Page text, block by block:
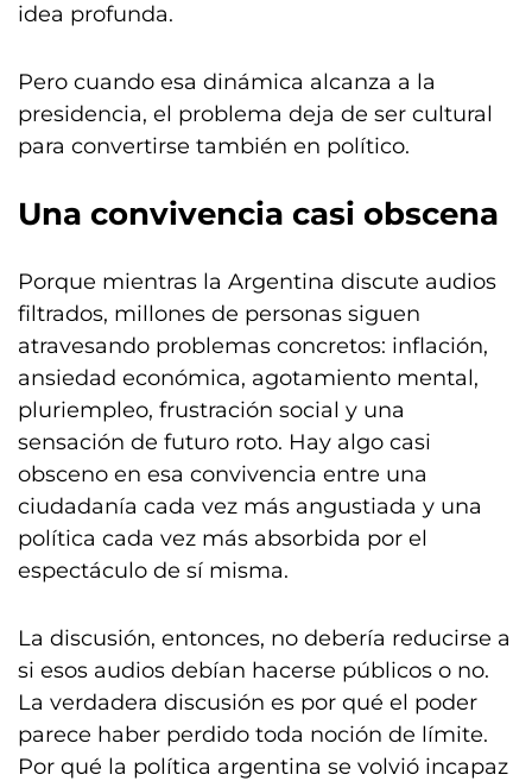
idea profunda.
Pero cuando esa dinámica alcanza a la
presidencia, el problema deja de ser cultural
para convertirse también en político.
Una convivencia casi obscena
Porque mientras la Argentina discute audios
filtrados, millones de personas siguen
atravesando problemas concretos: inflación,
ansiedad económica, agotamiento mental,
pluriempleo, frustración social y una
sensación de futuro roto. Hay algo casi
obsceno en esa convivencia entre una
ciudadanía cada vez más angustiada y una
política cada vez más absorbida por el
espectáculo de sí misma.
La discusión, entonces, no debería reducirse a
si esos audios debían hacerse públicos o no.
La verdadera discusión es por qué el poder
parece haber perdido toda noción de límite.
Por qué la política argentina se volvió incapaz